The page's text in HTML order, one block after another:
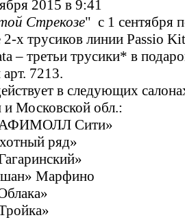
2015 в 9:41
Стрекозе" с 1 сентября
2-х трусиков линии Passio
– третьи трусики* в
7213.
в следующих
Московской обл.:
Сити»
ряд»
Марфино